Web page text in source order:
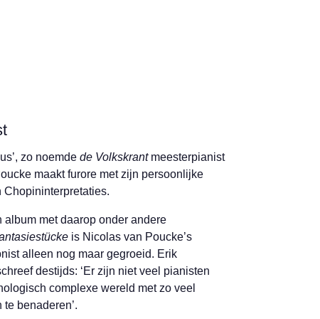
zo noemde de Volkskrantmeesterpianist
maakt furore met zijn persoonlijke
Chopininterpretaties.
met daarop onder andere
is Nicolas van Poucke’s
alleen nog maar gegroeid. Erik
destijds: ‘Er zijn niet veel pianisten
complexe wereld met zo veel
benaderen’.